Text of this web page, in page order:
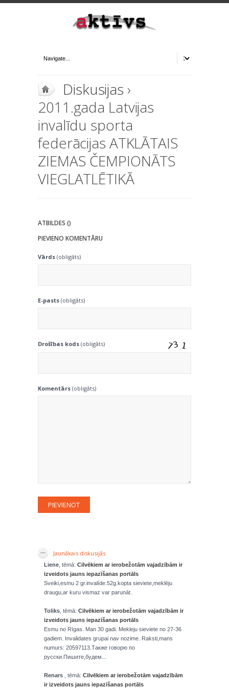
Diskusijas ›
2011.gada Latvijas
invalīdu sporta
federācijas ATKLĀTAIS
ZIEMAS ČEMPIONĀTS
VIEGLATLĒTIKĀ
ATBILDES ()
PIEVIENO KOMENTĀRU
Vārds (obligāts)
E-pasts (obligāts)
Drošības kods (obligāts)
Komentārs (obligāts)
Jaunākais diskusijās
Liene , tēmā: Cilvēkiem ar ierobežotām vajadzībām ir
izveidots jauns iepazīšanas portāls
Sveiki,esmu 2 gr.invalíde.52g.kopta sieviete,meklēju
draugu,ar kuru vismaz var parunāt.
Toliks , tēmā: Cilvēkiem ar ierobežotām vajadzībām ir
izveidots jauns iepazīšanas portāls
Esmu no Rīgas. Man 30 gadi. Mekleju sieviete no 27-36
gadiem. Invalidates grupai nav nozime. Raksti,mans
numurs: 20597113.Также говорю по
русски.Пишите,будем...
Renars , tēmā: Cilvēkiem ar ierobežotām vajadzībām
ir izveidots jauns iepazīšanas portāls